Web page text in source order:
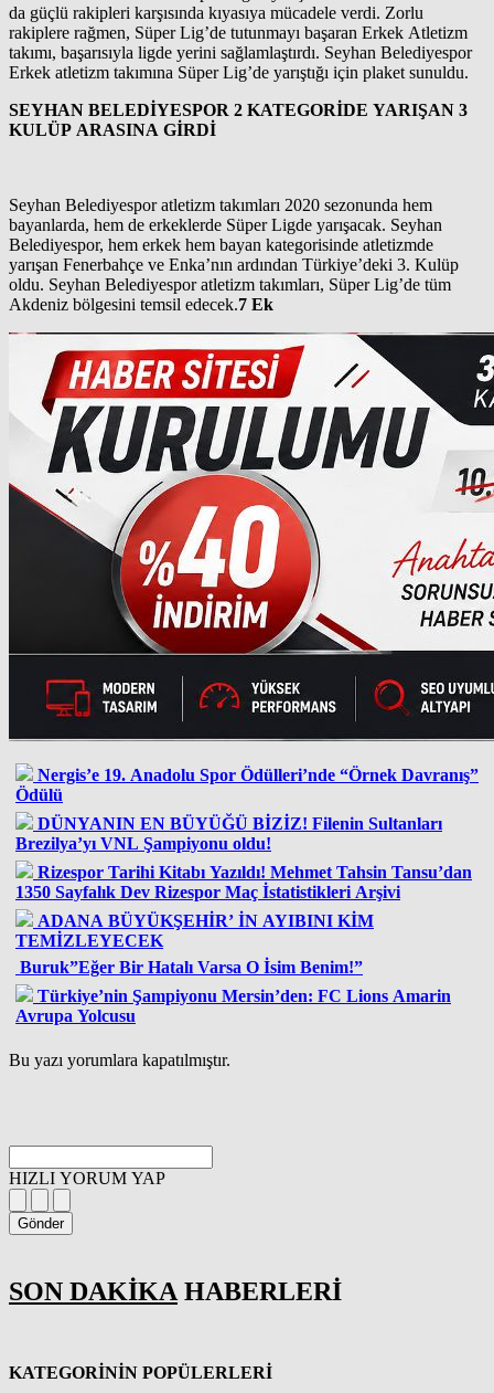
da güçlü rakipleri karşısında kıyasıya mücadele verdi. Zorlu
rakiplere rağmen, Süper Lig’de tutunmayı başaran Erkek Atletizm
takımı, başarısıyla ligde yerini sağlamlaştırdı. Seyhan Belediyespor
Erkek atletizm takımına Süper Lig’de yarıştığı için plaket sunuldu.
SEYHAN BELEDİYESPOR 2 KATEGORİDE YARIŞAN 3
KULÜP ARASINA GİRDİ
Seyhan Belediyespor atletizm takımları 2020 sezonunda hem
bayanlarda, hem de erkeklerde Süper Ligde yarışacak. Seyhan
Belediyespor, hem erkek hem bayan kategorisinde atletizmde
yarışan Fenerbahçe ve Enka’nın ardından Türkiye’deki 3. Kulüp
oldu. Seyhan Belediyespor atletizm takımları, Süper Lig’de tüm
Akdeniz bölgesini temsil edecek.7 Ek
Nergis’e 19. Anadolu Spor Ödülleri’nde “Örnek Davranış”
Ödülü
DÜNYANIN EN BÜYÜĞÜ BİZİZ! Filenin Sultanları
Brezilya’yı VNL Şampiyonu oldu!
Rizespor Tarihi Kitabı Yazıldı! Mehmet Tahsin Tansu’dan
1350 Sayfalık Dev Rizespor Maç İstatistikleri Arşivi
ADANA BÜYÜKŞEHİR’ İN AYIBINI KİM
TEMİZLEYECEK
Buruk”Eğer Bir Hatalı Varsa O İsim Benim!”
Türkiye’nin Şampiyonu Mersin’den: FC Lions Amarin
Avrupa Yolcusu
Bu yazı yorumlara kapatılmıştır.
HIZLI YORUM YAP
Gönder
SON DAKİKA HABERLERİ
KATEGORİNİN POPÜLERLERİ